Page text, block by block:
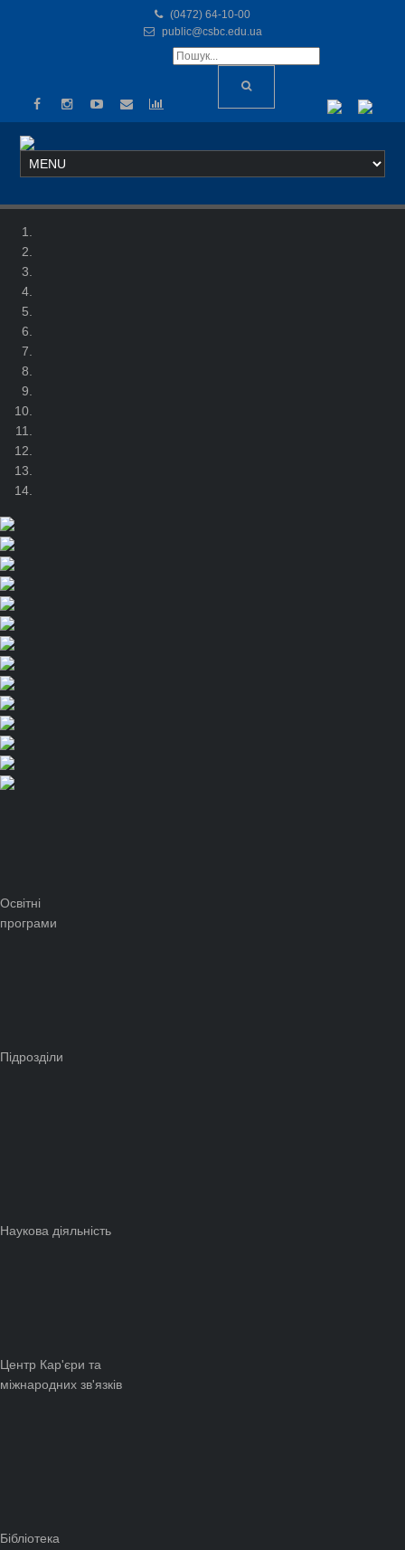
(0472) 64-10-00
public@csbc.edu.ua
Освітні
програми
Підрозділи
Наукова діяльність
Центр Кар'єри та
міжнародних зв'язків
Бібліотека